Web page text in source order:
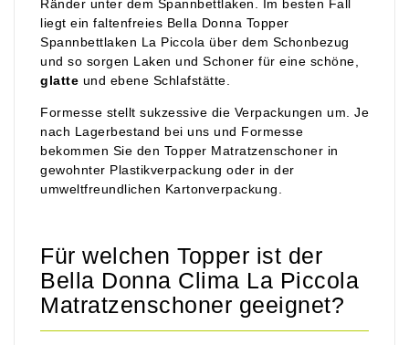
Ränder unter dem Spannbettlaken. Im besten Fall
liegt ein faltenfreies Bella Donna Topper
Spannbettlaken La Piccola über dem Schonbezug
und so sorgen Laken und Schoner für eine schöne,
glatte und ebene Schlafstätte.
Formesse stellt sukzessive die Verpackungen um. Je
nach Lagerbestand bei uns und Formesse
bekommen Sie den Topper Matratzenschoner in
gewohnter Plastikverpackung oder in der
umweltfreundlichen Kartonverpackung.
Für welchen Topper ist der
Bella Donna Clima La Piccola
Matratzenschoner geeignet?